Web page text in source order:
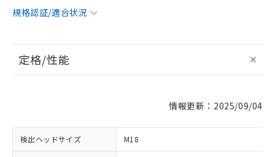
規格認証/適合状況
定格/性能
情報更新：2025/09/04
検出ヘッドサイズ M18